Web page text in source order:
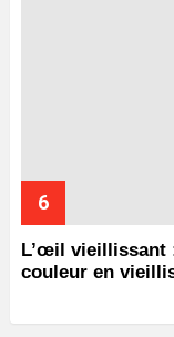
L’œil vieillissant
couleur en